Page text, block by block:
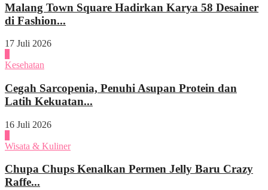
Malang Town Square Hadirkan Karya 58 Desainer
di Fashion...
17 Juli 2026
Kesehatan
Cegah Sarcopenia, Penuhi Asupan Protein dan
Latih Kekuatan...
16 Juli 2026
Wisata & Kuliner
Chupa Chups Kenalkan Permen Jelly Baru Crazy
Raffe...